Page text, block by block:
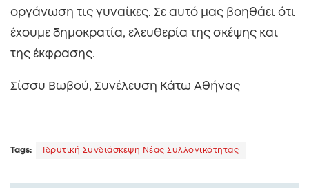
οργάνωση τις γυναίκες. Σε αυτό μας βοηθάει ότι
έχουμε δημοκρατία, ελευθερία της σκέψης και
της έκφρασης.
Σίσσυ Βωβού, Συνέλευση Κάτω Αθήνας
Tags: Ιδρυτική Συνδιάσκεψη Νέας Συλλογικότητας